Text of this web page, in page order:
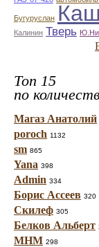
Бугуруслан
Калинин Тверь
Топ 15
по
Магаз Анатолий
poroch 1132
sm 865
Yana 398
Admin 334
Борис Ассеев 320
Скилеф 305
Белков Альберт
МНМ 298